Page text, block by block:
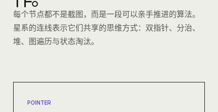
每个节点都不是截图，而是一段可以亲手推进的算法。
星系的连线表示它们共享的思维方式：双指针、分治、
堆、图遍历与状态淘汰。
POINTER